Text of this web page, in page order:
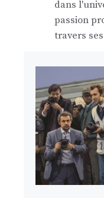
dans
passion
travers